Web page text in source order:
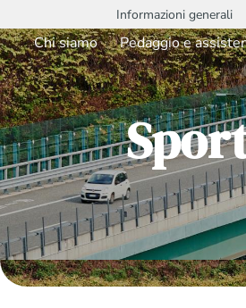
Informazioni generali
Chi siamo Pedaggio e